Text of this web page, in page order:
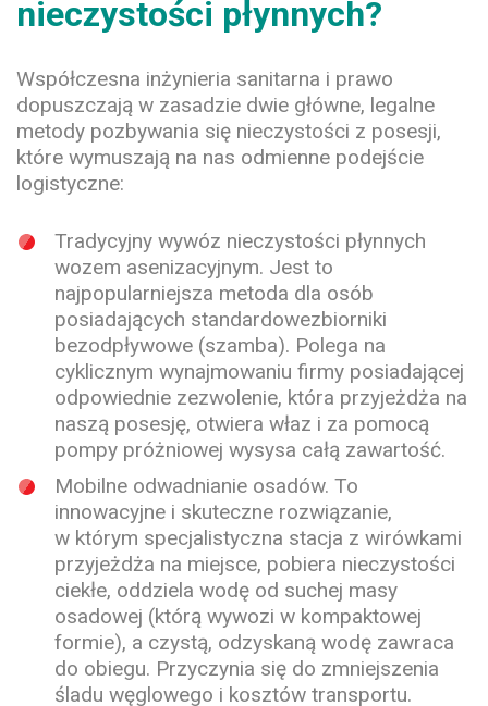
nieczystości płynnych?
Współczesna inżynieria sanitarna i prawo
dopuszczają w zasadzie dwie główne, legalne
metody pozbywania się nieczystości z posesji,
które wymuszają na nas odmienne podejście
logistyczne:
Tradycyjny wywóz nieczystości płynnych
wozem asenizacyjnym. Jest to
najpopularniejsza metoda dla osób
posiadających standardowezbiorniki
bezodpływowe (szamba). Polega na
cyklicznym wynajmowaniu firmy posiadającej
odpowiednie zezwolenie, która przyjeżdża na
naszą posesję, otwiera właz i za pomocą
pompy próżniowej wysysa całą zawartość.
Mobilne odwadnianie osadów. To
innowacyjne i skuteczne rozwiązanie,
w którym specjalistyczna stacja z wirówkami
przyjeżdża na miejsce, pobiera nieczystości
ciekłe, oddziela wodę od suchej masy
osadowej (którą wywozi w kompaktowej
formie), a czystą, odzyskaną wodę zawraca
do obiegu. Przyczynia się do zmniejszenia
śladu węglowego i kosztów transportu.